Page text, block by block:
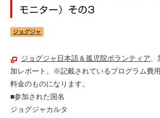
インド
オーストラリア
カナダ
カンボジア
スリランカ
モニター）その3
ジョグジャ
ジョグジャ日本語＆孤児院ボランティア、
加レポート。※記載されているプログラム費
料金のものになります。
■参加された国名
ジョグジャカルタ